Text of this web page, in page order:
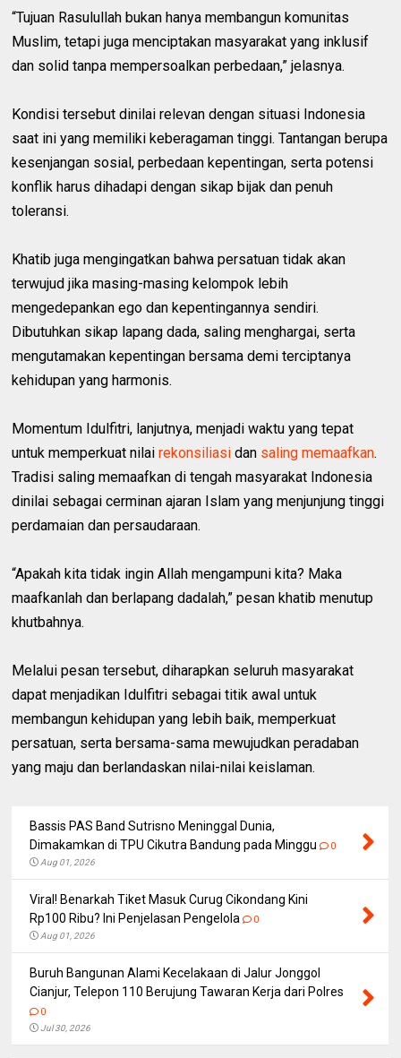
“Tujuan Rasulullah bukan hanya membangun komunitas
Muslim, tetapi juga menciptakan masyarakat yang inklusif
dan solid tanpa mempersoalkan perbedaan,” jelasnya.
Kondisi tersebut dinilai relevan dengan situasi Indonesia
saat ini yang memiliki keberagaman tinggi. Tantangan berupa
kesenjangan sosial, perbedaan kepentingan, serta potensi
konflik harus dihadapi dengan sikap bijak dan penuh
toleransi.
Khatib juga mengingatkan bahwa persatuan tidak akan
terwujud jika masing-masing kelompok lebih
mengedepankan ego dan kepentingannya sendiri.
Dibutuhkan sikap lapang dada, saling menghargai, serta
mengutamakan kepentingan bersama demi terciptanya
kehidupan yang harmonis.
Momentum Idulfitri, lanjutnya, menjadi waktu yang tepat
untuk memperkuat nilairekonsiliasi dan saling memaafkan.
Tradisi saling memaafkan di tengah masyarakat Indonesia
dinilai sebagai cerminan ajaran Islam yang menjunjung tinggi
perdamaian dan persaudaraan.
“Apakah kita tidak ingin Allah mengampuni kita? Maka
maafkanlah dan berlapang dadalah,” pesan khatib menutup
khutbahnya.
Melalui pesan tersebut, diharapkan seluruh masyarakat
dapat menjadikan Idulfitri sebagai titik awal untuk
membangun kehidupan yang lebih baik, memperkuat
persatuan, serta bersama-sama mewujudkan peradaban
yang maju dan berlandaskan nilai-nilai keislaman.
Bassis PAS Band Sutrisno Meninggal Dunia,
Dimakamkan di TPU Cikutra Bandung pada Minggu
0
Aug 01, 2026
Viral! Benarkah Tiket Masuk Curug Cikondang Kini
Rp100 Ribu? Ini Penjelasan Pengelola
0
Aug 01, 2026
Buruh Bangunan Alami Kecelakaan di Jalur Jonggol
Cianjur, Telepon 110 Berujung Tawaran Kerja dari Polres
0
Jul 30, 2026